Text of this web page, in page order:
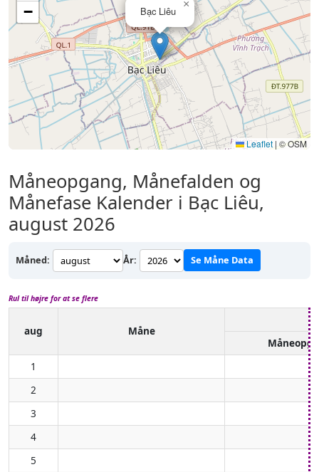
Bạc Liêu
×
−
Leaflet | © OSM
Måneopgang, Månefalden og
Månefase Kalender i Bạc Liêu,
august 2026
Måned: År: Se Måne Data
Rul til højre for at se flere
aug
Måne
1
2
3
4
5